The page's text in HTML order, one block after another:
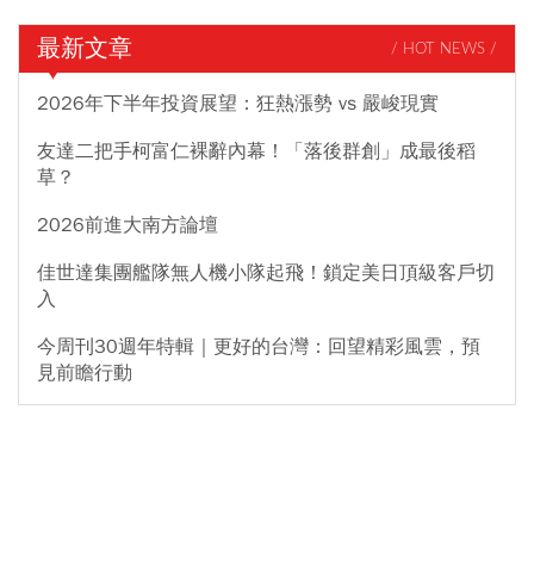
最新文章 / HOT NEWS /
2026年下半年投資展望：狂熱漲勢 vs 嚴峻現實
友達二把手柯富仁裸辭內幕！「落後群創」成最後稻
草？
2026前進大南方論壇
佳世達集團艦隊無人機小隊起飛！鎖定美日頂級客戶切
入
今周刊30週年特輯｜更好的台灣：回望精彩風雲，預
見前瞻行動